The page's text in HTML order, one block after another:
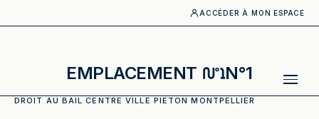
ACCÉDER À MON ESPACE
EMPLACEMENT N°1
DROIT AU BAIL CENTRE VILLE PIETON MONTPELLIER